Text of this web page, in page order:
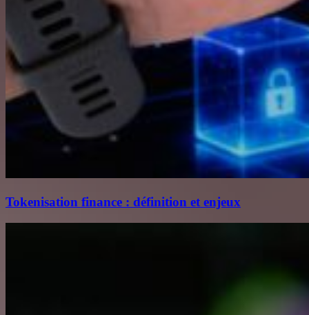
Tokenisation finance : définition et enjeux